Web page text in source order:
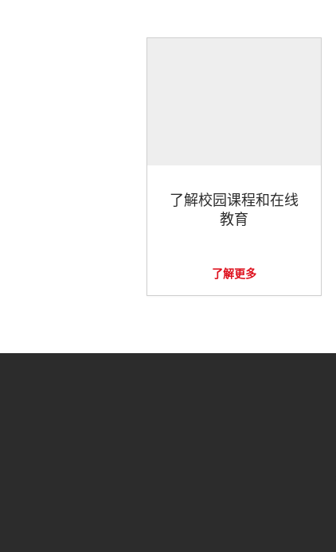
了解校园课程和在线
教育
了解更多